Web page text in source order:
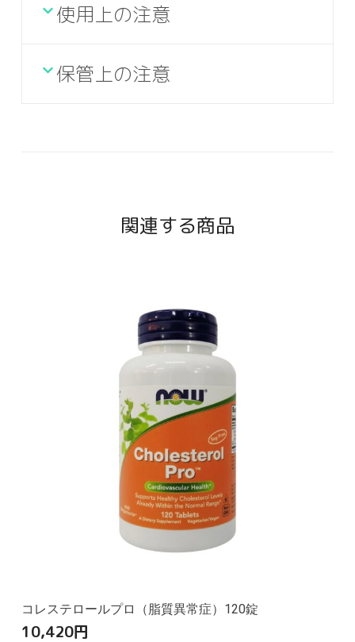
使用上の注意
保管上の注意
関連する商品
コレステロールプロ（脂質異常症）120錠
10,420円